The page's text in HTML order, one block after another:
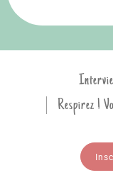
Respirez !